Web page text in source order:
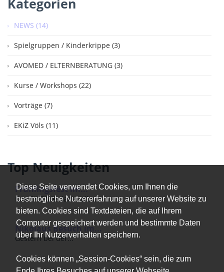
Diese Seite verwendet Cookies, um Ihnen die
bestmögliche Nutzererfahrung auf unserer Website zu
bieten. Cookies sind Textdateien, die auf Ihrem
Computer gespeichert werden und bestimmte Daten
über Ihr Nutzerverhalten speichern.
Cookies können „Session-Cookies“ sein, die zum
Kategorien
NEWS (14)
Spielgruppen / Kinderkrippe (3)
AVOMED / ELTERNBERATUNG (3)
Kurse / Workshops (22)
Vorträge (7)
EKiZ Völs (11)
Top Neuigkeiten
Frühlingsfest im...
Das EKiZ Völs ladet alle...
Nikolaus Besuch im...
Gestern bei der...